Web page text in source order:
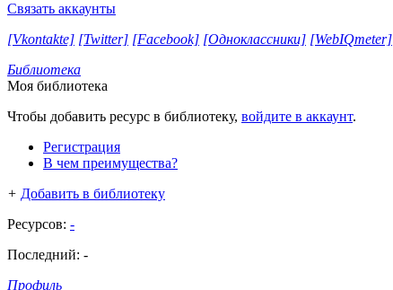
Связать аккаунты
[Vkontakte] [Twitter] [Facebook] [Одноклассники] [WebIQmeter]
Библиотека
Моя библиотека
Чтобы добавить ресурс в библиотеку, войдите в аккаунт.
Регистрация
В чем преимущества?
+ Добавить в библиотеку
Ресурсов: -
Последний: -
Профиль